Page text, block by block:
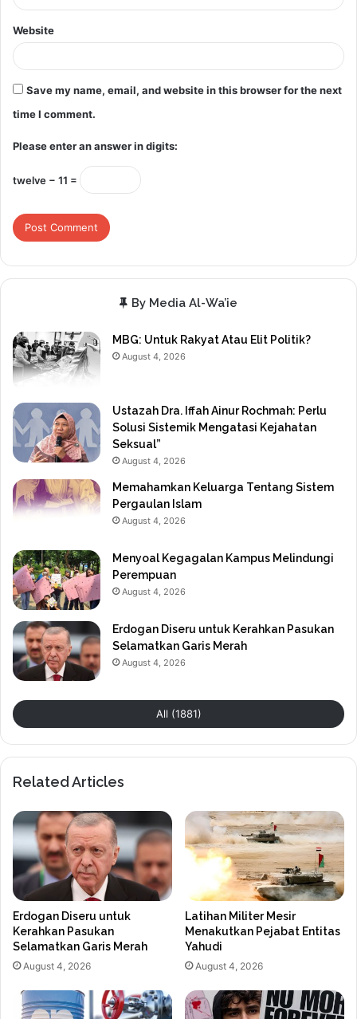
Website
Save my name, email, and website in this browser for the next
time I comment.
Please enter an answer in digits:
twelve − 11 =
By Media Al-Wa’ie
MBG: Untuk Rakyat Atau Elit Politik?
August 4, 2026
Ustazah Dra. Iffah Ainur Rochmah: Perlu
Solusi Sistemik Mengatasi Kejahatan
Seksual”
August 4, 2026
Memahamkan Keluarga Tentang Sistem
Pergaulan Islam
August 4, 2026
Menyoal Kegagalan Kampus Melindungi
Perempuan
August 4, 2026
Erdogan Diseru untuk Kerahkan Pasukan
Selamatkan Garis Merah
August 4, 2026
All (1881)
Related Articles
Erdogan Diseru untuk
Kerahkan Pasukan
Selamatkan Garis Merah
August 4, 2026
Latihan Militer Mesir
Menakutkan Pejabat Entitas
Yahudi
August 4, 2026